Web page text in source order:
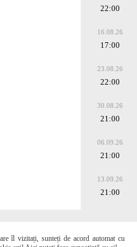
22:00
16.08.26
17:00
23.08.26
22:00
30.08.26
21:00
06.09.26
21:00
13.09.26
21:00
îl vizitați, sunteți de acord automat cu